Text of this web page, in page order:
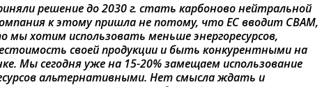
решение до 2030 г. стать карбоново нейтральной
к этому пришла не потому, что ЕС вводит СВАМ,
мы хотим использовать меньше энергоресурсов,
своей продукции и быть конкурентными на
Мы сегодня уже на 15-20% замещаем использование
альтернативными. Нет смысла ждать и